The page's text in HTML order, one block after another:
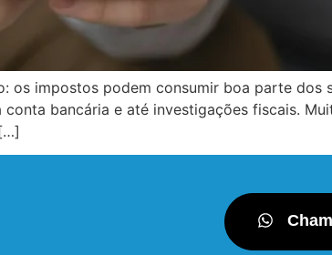
os impostos podem consumir boa parte dos
bancária e até investigações fiscais.